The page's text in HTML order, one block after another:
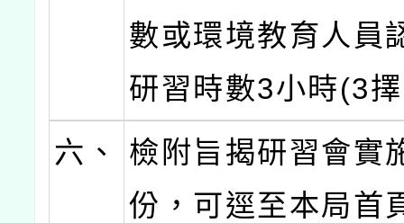
數或環境教育人員
研習時數3小時(3
六、
檢附旨揭研習會實
份，可逕至本局首